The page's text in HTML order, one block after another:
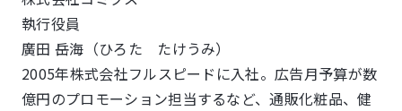
執行役員
廣田 岳海（ひろた たけうみ）
2005年株式会社フルスピードに入社。広告月予算が数
億円のプロモーション担当するなど、通販化粧品、健